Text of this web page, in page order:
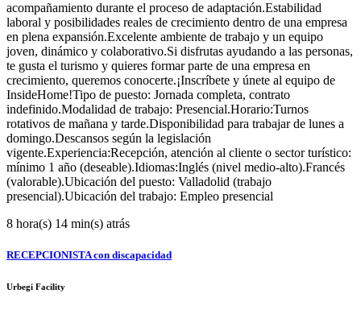
acompañamiento durante el proceso de adaptación.Estabilidad
laboral y posibilidades reales de crecimiento dentro de una empresa
en plena expansión.Excelente ambiente de trabajo y un equipo
joven, dinámico y colaborativo.Si disfrutas ayudando a las personas,
te gusta el turismo y quieres formar parte de una empresa en
crecimiento, queremos conocerte.¡Inscríbete y únete al equipo de
InsideHome!Tipo de puesto: Jornada completa, contrato
indefinido.Modalidad de trabajo: Presencial.Horario:Turnos
rotativos de mañana y tarde.Disponibilidad para trabajar de lunes a
domingo.Descansos según la legislación
vigente.Experiencia:Recepción, atención al cliente o sector turístico:
mínimo 1 año (deseable).Idiomas:Inglés (nivel medio-alto).Francés
(valorable).Ubicación del puesto: Valladolid (trabajo
presencial).Ubicación del trabajo: Empleo presencial
8 hora(s) 14 min(s) atrás
RECEPCIONISTA con discapacidad
Urbegi Facility